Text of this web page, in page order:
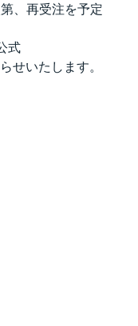
、再受注を予定
式
せいたします。